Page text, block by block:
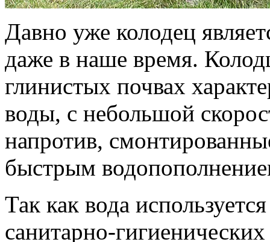
Давно уже колодец
даже в наше время.
глинистых почвах
воды, с небольшой
напротив,
быстрым
Так как вода
санитарно-